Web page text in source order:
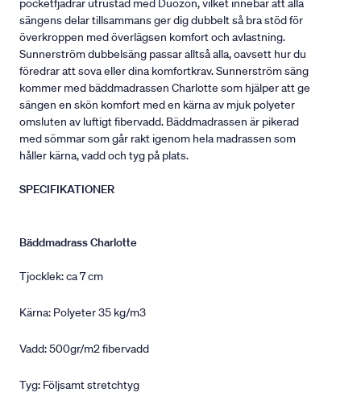
pocketfjädrar utrustad med Duozon, vilket innebär att alla
sängens delar tillsammans ger dig dubbelt så bra stöd för
överkroppen med överlägsen komfort och avlastning.
Sunnerström dubbelsäng passar alltså alla, oavsett hur du
föredrar att sova eller dina komfortkrav. Sunnerström säng
kommer med bäddmadrassen Charlotte som hjälper att ge
sängen en skön komfort med en kärna av mjuk polyeter
omsluten av luftigt fibervadd. Bäddmadrassen är pikerad
med sömmar som går rakt igenom hela madrassen som
håller kärna, vadd och tyg på plats.
SPECIFIKATIONER
Bäddmadrass Charlotte
Tjocklek: ca 7 cm
Kärna: Polyeter 35 kg/m3
Vadd: 500gr/m2 fibervadd
Tyg: Följsamt stretchtyg